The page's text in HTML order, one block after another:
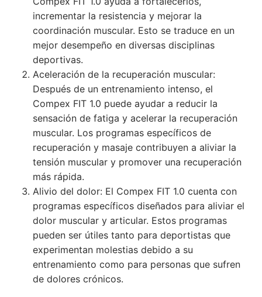
incrementar la resistencia y mejorar la
coordinación muscular. Esto se traduce en un
mejor desempeño en diversas disciplinas
deportivas.
Aceleración de la recuperación muscular:
Después de un entrenamiento intenso, el
Compex FIT 1.0 puede ayudar a reducir la
sensación de fatiga y acelerar la recuperación
muscular. Los programas específicos de
recuperación y masaje contribuyen a aliviar la
tensión muscular y promover una recuperación
más rápida.
Alivio del dolor: El Compex FIT 1.0 cuenta con
programas específicos diseñados para aliviar el
dolor muscular y articular. Estos programas
pueden ser útiles tanto para deportistas que
experimentan molestias debido a su
entrenamiento como para personas que sufren
de dolores crónicos.